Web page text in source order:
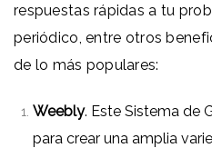
respuestas rápidas a tu
periódico, entre otros
de lo más populares:
Weebly. Este Sistema de
para crear una amplia